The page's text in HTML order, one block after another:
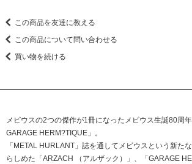
この商品を友達に教える
この商品について問い合わせる
買い物を続ける
メビウスの2つの傑作が1冊になったメビウス生誕80周
GARAGE HERM?TIQUE」。
「METAL HURLANT」誌を通してメビウスという新た
らしめた「ARZACH （アルザック）」、「GARAGE